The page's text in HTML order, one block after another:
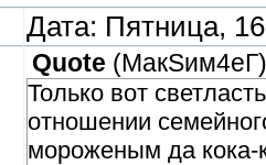
Дата: Пятница,
Quote (МакSим4еГ)
Только вот
отношении
мороженым да кока-